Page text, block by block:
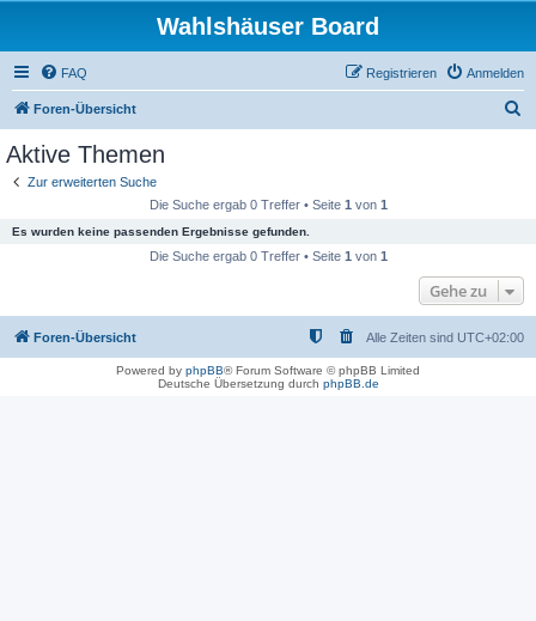
Wahlshäuser Board
FAQ Anmelden
Registrieren
Foren-Übersicht
Aktive Themen
Zur erweiterten Suche
Die Suche ergab 0 Treffer • Seite 1 von 1
Es wurden keine passenden Ergebnisse gefunden.
Die Suche ergab 0 Treffer • Seite 1 von 1
Gehe zu
Foren-Übersicht Alle Zeiten sind UTC+02:00
Powered by phpBB® Forum Software © phpBB Limited
Deutsche Übersetzung durch phpBB.de